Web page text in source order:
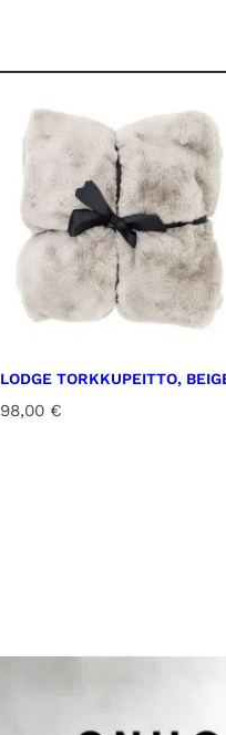
LODGE TORKKUPEITTO,
98,00 €